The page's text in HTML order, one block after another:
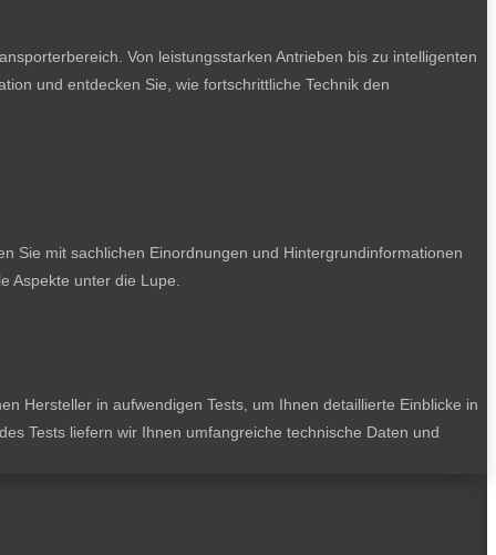
Von leistungsstarken Antrieben bis zu intelligenten
und entdecken Sie, wie fortschrittliche Technik den
Sie mit sachlichen Einordnungen und Hintergrundinformationen
Aspekte unter die Lupe.
Hersteller in aufwendigen Tests, um Ihnen detaillierte Einblicke in
Tests liefern wir Ihnen umfangreiche technische Daten und